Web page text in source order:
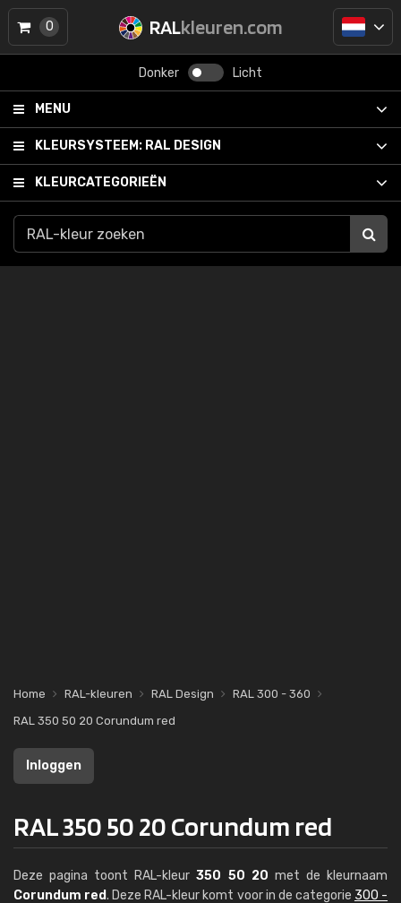
RALkleuren.com
Donker Licht
MENU
KLEURSYSTEEM: RAL DESIGN
KLEURCATEGORIEËN
0
Home RAL-kleuren RAL Design
RAL 300 - 360
RAL 350 50 20 Corundum red
Inloggen
RAL 350 50 20 Corundum red
Deze pagina toont RAL-kleur350 50 20 met de kleurnaam
Corundum red. Deze RAL-kleur komt voor in de categorie 300 -